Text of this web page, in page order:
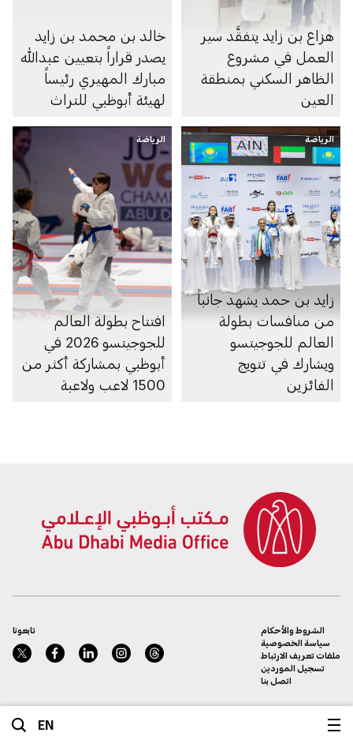
EN
هزاع بن زايد يتفقَّد سير
العمل في مشروع
الظاهر السكني بمنطقة
العين
خالد بن محمد بن زايد
يصدر قراراً بتعيين عبدالله
مبارك المهيري رئيساً
لهيئة أبوظبي للتراث
الرياضة
زايد بن حمد يشهد جانباً
من منافسات بطولة
العالم للجوجيتسو
ويشارك في تتويج
الفائزين
الرياضة
افتتاح بطولة العالم
للجوجيتسو 2026 في
أبوظبي بمشاركة أكثر من
1500 لاعب ولاعبة
تابعونا
الشروط والأحكام
سياسة الخصوصية
ملفات تعريف الارتباط
تسجيل الموردين
اتصل بنا